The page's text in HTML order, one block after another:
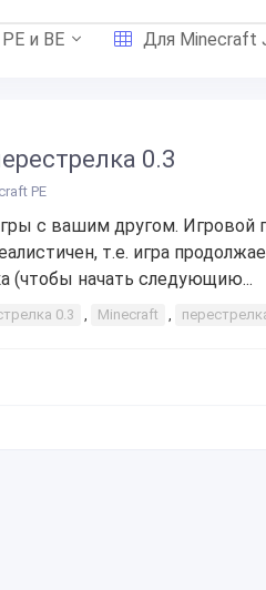
и BE Для Minecraft
0.3
PE
с вашим другом. Игровой
т.е. игра
(чтобы начать следующию...
0.3 , Minecraft ,